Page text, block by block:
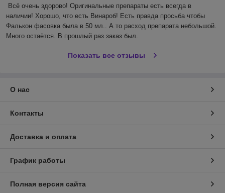
Всё очень здорово! Оригинальные препараты есть всегда в
наличии! Хорошо, что есть Винароб! Есть правда просьба чтобы
Фалькон фасовка была в 50 мл.. А то расход препарата небольшой.
Много остаётся. В прошлый раз заказ был.
Показать все отзывы
О нас
Контакты
Доставка и оплата
График работы
Полная версия сайта